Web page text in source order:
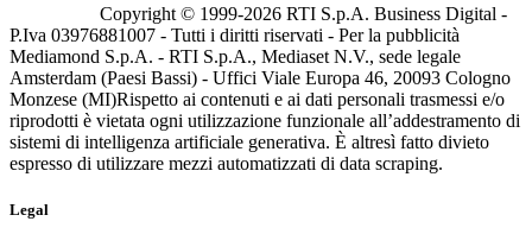
Copyright © 1999-2026 RTI S.p.A. Business Digital -
P.Iva 03976881007 - Tutti i diritti riservati - Per la pubblicità
Mediamond S.p.A. - RTI S.p.A., Mediaset N.V., sede legale
Amsterdam (Paesi Bassi) - Uffici Viale Europa 46, 20093 Cologno
Monzese (MI)Rispetto ai contenuti e ai dati personali trasmessi e/o
riprodotti è vietata ogni utilizzazione funzionale all’addestramento di
sistemi di intelligenza artificiale generativa. È altresì fatto divieto
espresso di utilizzare mezzi automatizzati di data scraping.
Legal